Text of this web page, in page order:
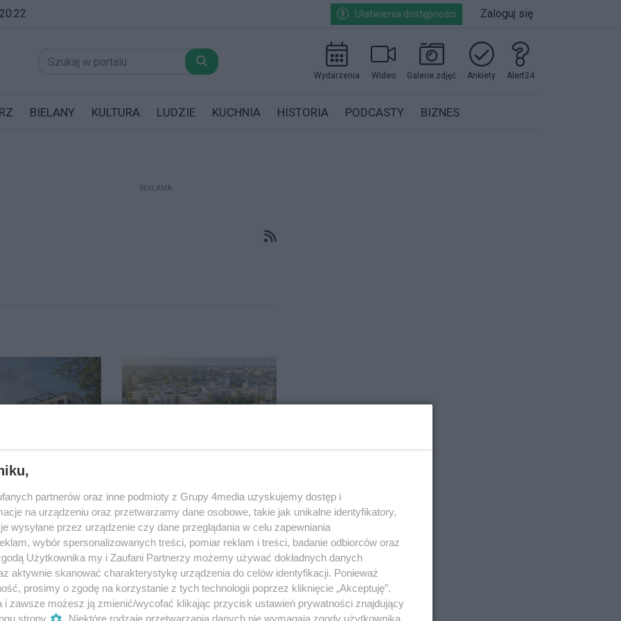
Ułatwienia dostępności Zaloguj się
Wydarzenia Wideo Galerie zdjęć Ankiety Alert24
BIELANY KULTURA LUDZIE KUCHNIA HISTORIA PODCASTY BIZNES
REKLAMA
wybuduje
Verdea
11:49
Matexi proponuje
koncepcję nowej
zabudowy mieszkaniowej
i więcej zieleni na
Żoliborzu
15.03.2026 12:31
partnerów oraz inne podmioty z Grupy 4media uzyskujemy dostęp i
na urządzeniu oraz przetwarzamy dane osobowe, takie jak unikalne identyfikatory,
wysyłane przez urządzenie czy dane przeglądania w celu zapewniania
wybór spersonalizowanych treści, pomiar reklam i treści, badanie odbiorców oraz
Użytkownika my i Zaufani Partnerzy możemy używać dokładnych danych
aktywnie skanować charakterystykę urządzenia do celów identyfikacji. Ponieważ
prosimy o zgodę na korzystanie z tych technologii poprzez kliknięcie „Akceptuję”.
i zawsze możesz ją zmienić/wycofać klikając przycisk ustawień prywatności znajdujący
strony
. Niektóre rodzaje przetwarzania danych nie wymagają zgody użytkownika,